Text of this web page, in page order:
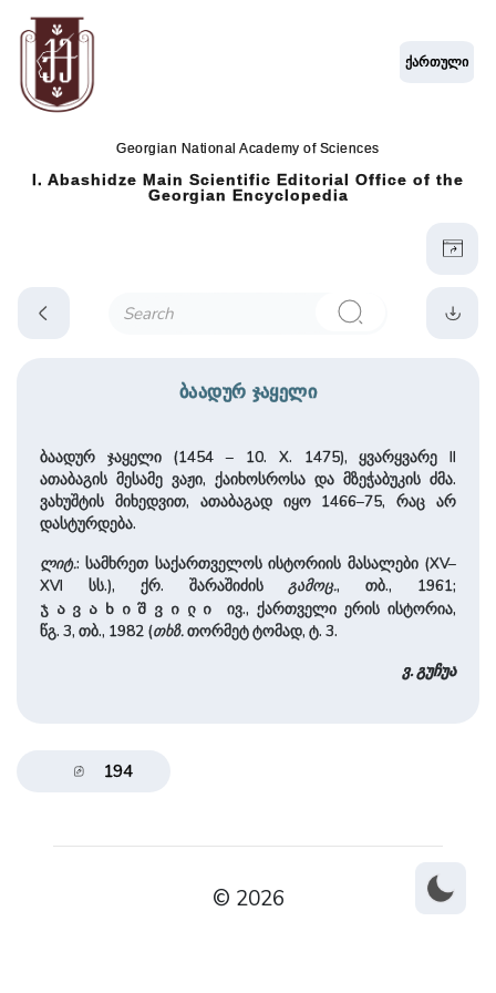
Georgian National Academy of Sciences
I. Abashidze Main Scientific Editorial Office of the
Georgian Encyclopedia
ქართული
ბაადურ ჯაყელი
ბაადურ ჯაყელი (1454 – 10. X. 1475), ყვარყვარე II
ათაბაგის მესამე ვაჟი, ქაიხოსროსა და მზეჭაბუკის ძმა.
ვახუშტის მიხედვით, ათაბაგად იყო 1466–75, რაც არ
დასტურდება.
ლიტ.: სამხრეთ საქართველოს ისტორიის მასალები (XV–
XVI სს.), ქრ. შარაშიძისგამოც., თბ., 1961;
ჯავახიშვილი
ივ., ქართველი ერის ისტორია,
წგ. 3, თბ., 1982 (თხზ.თორმეტ ტომად, ტ. 3.
ვ. გუჩუა
194
© 2026